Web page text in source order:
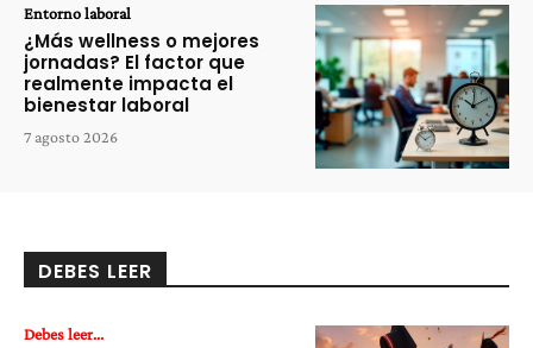
Entorno laboral
¿Más wellness o mejores
jornadas? El factor que
realmente impacta el
bienestar laboral
7 agosto 2026
DEBES LEER
Debes leer...